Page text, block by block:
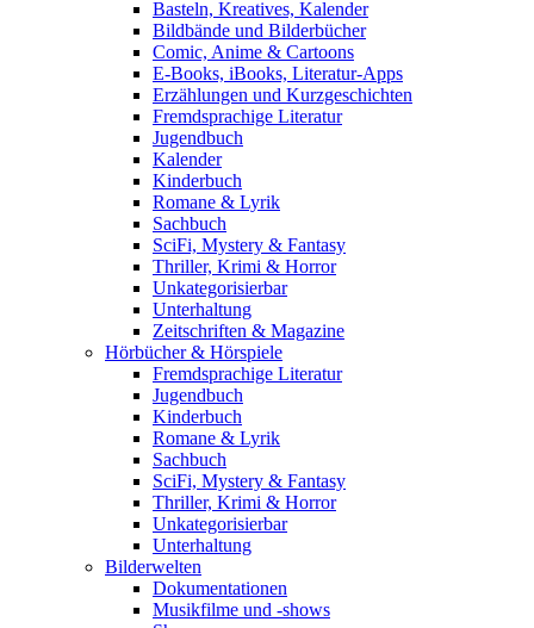
Basteln, Kreatives, Kalender
Bildbände und Bilderbücher
Comic, Anime & Cartoons
E-Books, iBooks, Literatur-Apps
Erzählungen und Kurzgeschichten
Fremdsprachige Literatur
Jugendbuch
Kalender
Kinderbuch
Romane & Lyrik
Sachbuch
SciFi, Mystery & Fantasy
Thriller, Krimi & Horror
Unkategorisierbar
Unterhaltung
Zeitschriften & Magazine
Hörbücher & Hörspiele
Fremdsprachige Literatur
Jugendbuch
Kinderbuch
Romane & Lyrik
Sachbuch
SciFi, Mystery & Fantasy
Thriller, Krimi & Horror
Unkategorisierbar
Unterhaltung
Bilderwelten
Dokumentationen
Musikfilme und -shows